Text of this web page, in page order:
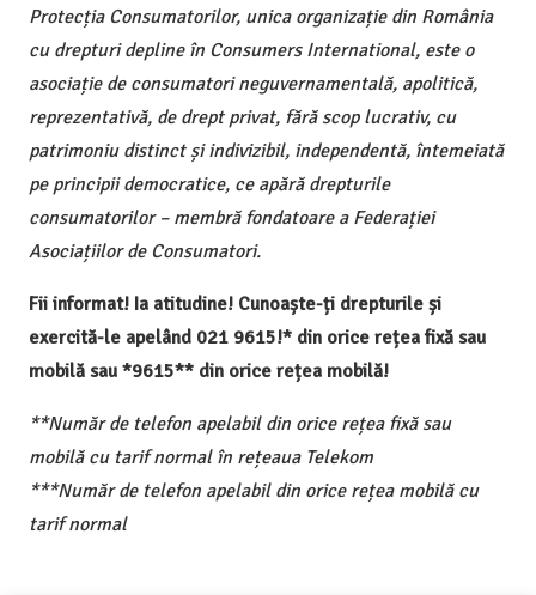
Protecția Consumatorilor, unica organizație din România
cu drepturi depline în Consumers International, este o
asociație de consumatori neguvernamentală, apolitică,
reprezentativă, de drept privat, fără scop lucrativ, cu
patrimoniu distinct și indivizibil, independentă, întemeiată
pe principii democratice, ce apără drepturile
consumatorilor – membră fondatoare a Federației
Asociațiilor de Consumatori.
Fii informat! Ia atitudine! Cunoaște-ți drepturile și
exercită-le apelând 021 9615!* din orice rețea fixă sau
mobilă sau *9615** din orice rețea mobilă!
**Număr de telefon apelabil din orice rețea fixă sau
mobilă cu tarif normal în rețeaua Telekom
***Număr de telefon apelabil din orice rețea mobilă cu
tarif normal